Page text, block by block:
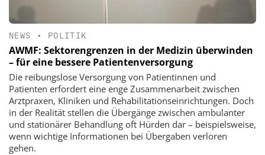
NEWS • POLITIK
AWMF: Sektorengrenzen in der Medizin überwinden
– für eine bessere Patientenversorgung
Die reibungslose Versorgung von Patientinnen und
Patienten erfordert eine enge Zusammenarbeit zwischen
Arztpraxen, Kliniken und Rehabilitationseinrichtungen. Doch
in der Realität stellen die Übergänge zwischen ambulanter
und stationärer Behandlung oft Hürden dar – beispielsweise,
wenn wichtige Informationen bei Übergaben verloren
gehen.